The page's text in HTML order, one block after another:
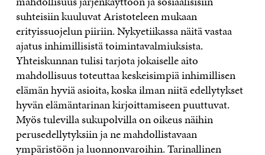
suhteisiin kuuluvat Aristoteleen mukaan
erityissuojelun piiriin. Nykyetiikassa näitä vastaa
ajatus inhimillisistä toimintavalmiuksista.
Yhteiskunnan tulisi tarjota jokaiselle aito
mahdollisuus toteuttaa keskeisimpiä inhimillisen
elämän hyviä asioita, koska ilman niitä edellytykset
hyvän elämäntarinan kirjoittamiseen puuttuvat.
Myös tulevilla sukupolvilla on oikeus näihin
perusedellytyksiin ja ne mahdollistavaan
ympäristöön ja luonnonvaroihin. Tarinallinen